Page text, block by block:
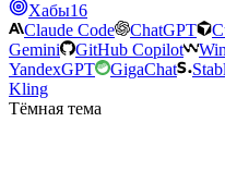
Хабы16
Claude Code
ChatGPT
Gemini
GitHub Copilot
YandexGPT
GigaChat
Kling
Тёмная тема